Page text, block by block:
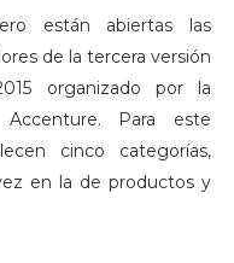
están abiertas las
de la tercera versión
organizado por la
Para este
cinco categorías,
en la de productos y